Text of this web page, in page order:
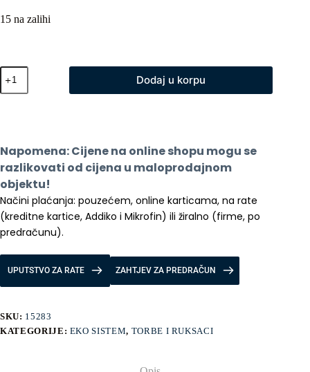
15 na zalihi
Xiaomi
Mi
Fanny
Dodaj u korpu
Napomena: Cijene na online shopu mogu se
razlikovati od cijena u maloprodajnom
objektu!
Načini plaćanja: pouzećem, online karticama, na rate
(kreditne kartice, Addiko i Mikrofin) ili žiralno (firme, po
predračunu).
UPUTSTVO ZA RATE ZAHTJEV ZA PREDRAČUN
SKU: 15283
KATEGORIJE: EKO SISTEM, TORBE I RUKSACI